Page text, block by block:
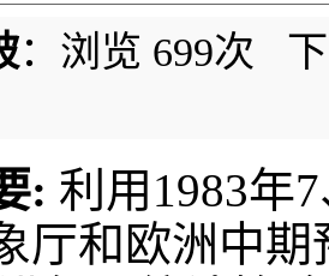
：浏览 699次
: 利用1983年
厅和欧洲中